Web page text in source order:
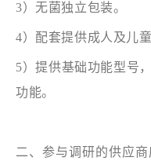
3）无菌独立包装。
4）配套提供成人及儿童
5）提供基础功能型号
功能。
二、参与调研的供应